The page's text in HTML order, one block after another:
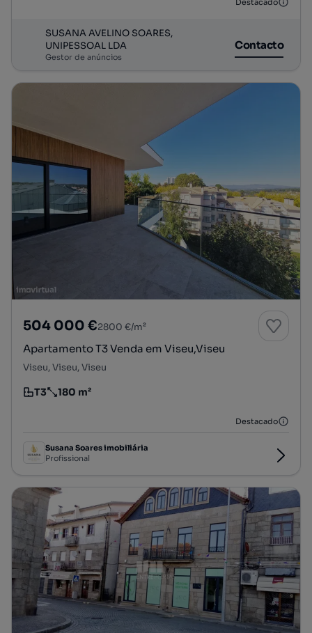
Destacado
SUSANA AVELINO SOARES,
UNIPESSOAL LDA
Gestor de anúncios
Contacto
504 000 €2800 €/m²
Apartamento T3 Venda em Viseu,Viseu
Viseu, Viseu, Viseu
Tipologia
T3
Preço por metro quadrado
180 m²
Destacado
Susana Soares imobiliária
Profissional